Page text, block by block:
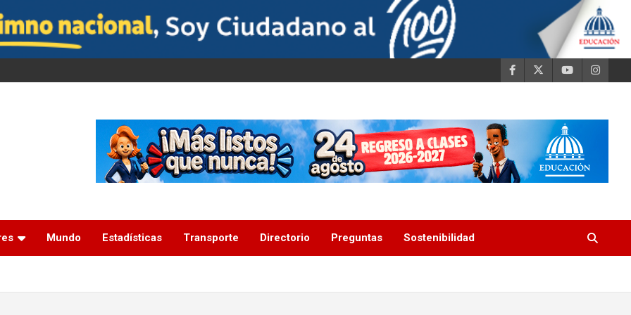
Mundo Estadísticas Transporte Directorio Preguntas Sostenibilidad